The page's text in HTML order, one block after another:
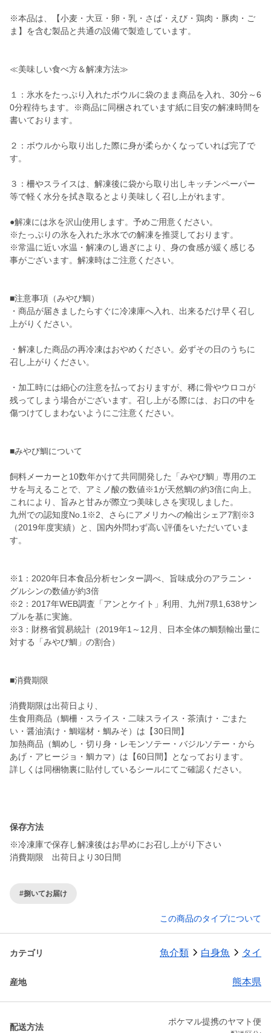
※本品は、【小麦・大豆・卵・乳・さば・えび・鶏肉・豚肉・ご
ま】を含む製品と共通の設備で製造しています。
≪美味しい食べ方＆解凍方法≫
１：氷水をたっぷり入れたボウルに袋のまま商品を入れ、30分～6
0分程待ちます。※商品に同梱されています紙に目安の解凍時間を
書いております。
２：ボウルから取り出した際に身が柔らかくなっていれば完了で
す。
３：柵やスライスは、解凍後に袋から取り出しキッチンペーパー
等で軽く水分を拭き取るとより美味しく召し上がれます。
●解凍には氷を沢山使用します。予めご用意ください。
※たっぷりの氷を入れた氷水での解凍を推奨しております。
※常温に近い水温・解凍のし過ぎにより、身の食感が緩く感じる
事がございます。解凍時はご注意ください。
■注意事項（みやび鯛）
・商品が届きましたらすぐに冷凍庫へ入れ、出来るだけ早く召し
上がりください。
・解凍した商品の再冷凍はおやめください。必ずその日のうちに
召し上がりください。
・加工時には細心の注意を払っておりますが、稀に骨やウロコが
残ってしまう場合がございます。召し上がる際には、お口の中を
傷つけてしまわないようにご注意ください。
■みやび鯛について
飼料メーカーと10数年かけて共同開発した「みやび鯛」専用のエ
サを与えることで、アミノ酸の数値※1が天然鯛の約3倍に向上。
これにより、旨みと甘みが際立つ美味しさを実現しました。
九州での認知度No.1※2、さらにアメリカへの輸出シェア7割※3
（2019年度実績）と、国内外問わず高い評価をいただいていま
す。
※1：2020年日本食品分析センター調べ、旨味成分のアラニン・
グルシンの数値が約3倍
※2：2017年WEB調査「アンとケイト」利用、九州7県1,638サン
プルを基に実施。
※3：財務省貿易統計（2019年1～12月、日本全体の鯛類輸出量に
対する「みやび鯛」の割合）
■消費期限
消費期限は出荷日より、
生食用商品（鯛柵・スライス・二味スライス・茶漬け・ごまた
い・醤油漬け・鯛端材・鯛みそ）は【30日間】
加熱商品（鯛めし・切り身・レモンソテー・バジルソテー・から
あげ・アヒージョ・鯛カマ）は【60日間】となっております。
詳しくは同梱物裏に貼付しているシールにてご確認ください。
保存方法
※冷凍庫で保存し解凍後はお早めにお召し上がり下さい
消費期限 出荷日より30日間
#捌いてお届け
この商品のタイプについて
カテゴリ 魚介類 白身魚 タイ
産地 熊本県
配送方法
ポケマル提携のヤマト便